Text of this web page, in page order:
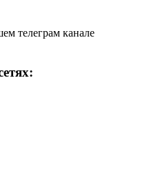
телеграм канале